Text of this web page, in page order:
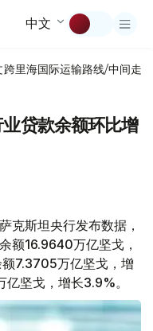
中文
跨里海国际运输路线/中间走廊
贷款余额环比增
克斯坦央行发布数据，
额16.9640万亿坚戈，
7.3705万亿坚戈，增
坚戈，增长3.9%。